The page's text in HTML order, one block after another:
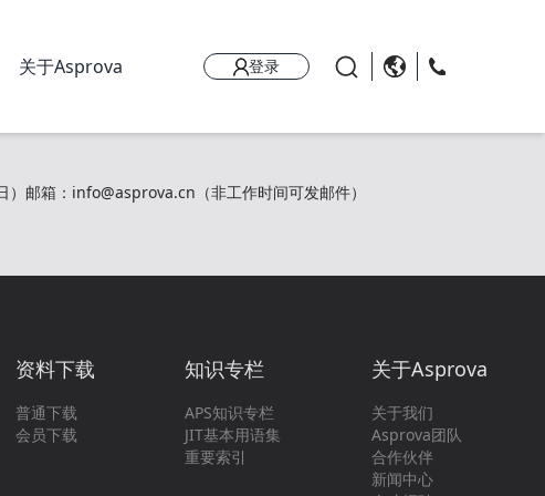
关于Asprova 登录
邮箱：info@asprova.cn（非工作时间可发邮件）
资料下载
普通下载
会员下载
知识专栏
APS知识专栏
JIT基本用语集
重要索引
关于Asprova
关于我们
Asprova团队
合作伙伴
新闻中心